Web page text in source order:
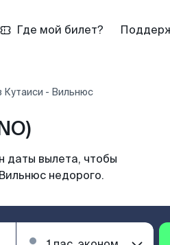
Где мой билет?
Кутаиси - Вильнюс
даты вылета, чтобы
недорого.